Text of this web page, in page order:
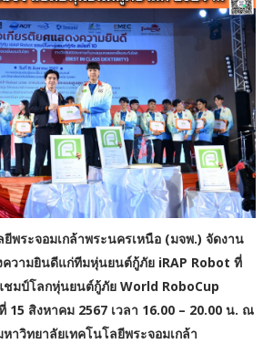
พระจอมเกล้าพระนครเหนือ (มจพ.) จัดงาน
ความยินดีแก่ทีมหุ่นยนต์กู้ภัย iRAP Robot ที่
ชมป์โลกหุ่นยนต์กู้ภัย World RoboCup
15 สิงหาคม 2567 เวลา 16.00 – 20.00 น. ณ
าวิทยาลัยเทคโนโลยีพระจอมเกล้า